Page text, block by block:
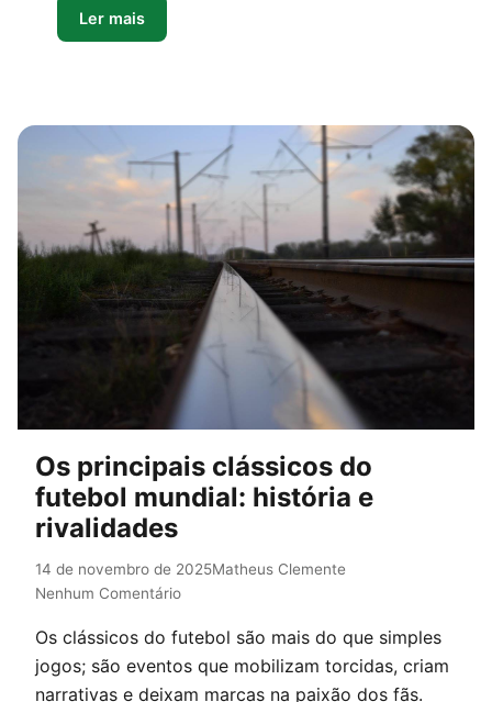
Ler mais
Os principais clássicos do
futebol mundial: história e
rivalidades
14 de novembro de 2025Matheus Clemente
Nenhum Comentário
Os clássicos do futebol são mais do que simples
jogos; são eventos que mobilizam torcidas, criam
narrativas e deixam marcas na paixão dos fãs.